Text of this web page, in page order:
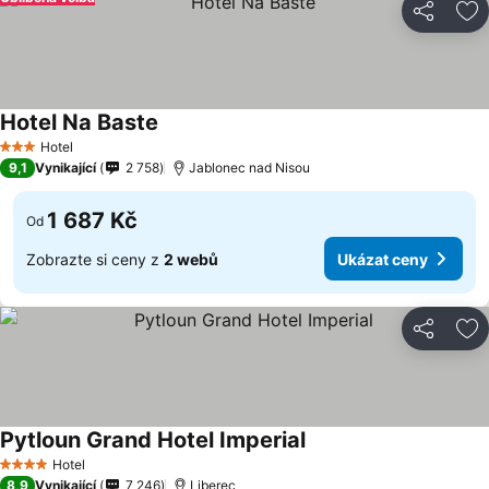
Sdílet
3 Počet hvězdiček
Hotel
Hotel Na Baste
9,1 Vynikající 2 758 Jablonec nad Nisou
Od 1 687 Kč
Zobrazte si ceny z 2 webů Ukázat ceny
Sdílet
4 Počet hvězdiček
Hotel
Pytloun Grand Hotel ImperialUkázat ceny
8,9 Vynikající 7 246 Liberec